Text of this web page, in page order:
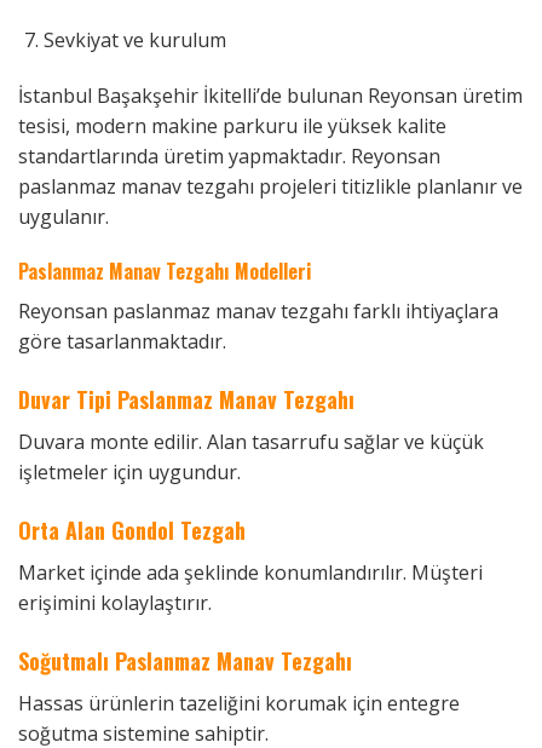
Sevkiyat ve kurulum
İstanbul Başakşehir İkitelli’de bulunan Reyonsan üretim
tesisi, modern makine parkuru ile yüksek kalite
standartlarında üretim yapmaktadır. Reyonsan
paslanmaz manav tezgahı projeleri titizlikle planlanır ve
uygulanır.
Paslanmaz Manav Tezgahı Modelleri
Reyonsan paslanmaz manav tezgahı farklı ihtiyaçlara
göre tasarlanmaktadır.
Duvar Tipi Paslanmaz Manav Tezgahı
Duvara monte edilir. Alan tasarrufu sağlar ve küçük
işletmeler için uygundur.
Orta Alan Gondol Tezgah
Market içinde ada şeklinde konumlandırılır. Müşteri
erişimini kolaylaştırır.
Soğutmalı Paslanmaz Manav Tezgahı
Hassas ürünlerin tazeliğini korumak için entegre
soğutma sistemine sahiptir.